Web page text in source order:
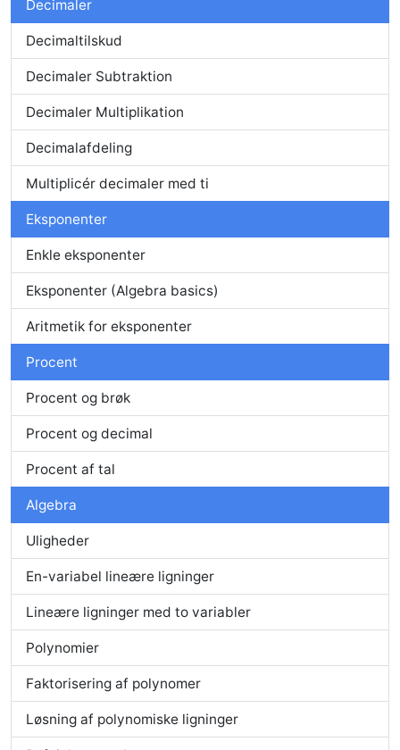
Decimaler
Decimaltilskud
Decimaler Subtraktion
Decimaler Multiplikation
Decimalafdeling
Multiplicér decimaler med ti
Eksponenter
Enkle eksponenter
Eksponenter (Algebra basics)
Aritmetik for eksponenter
Procent
Procent og brøk
Procent og decimal
Procent af tal
Algebra
Uligheder
En-variabel lineære ligninger
Lineære ligninger med to variabler
Polynomier
Faktorisering af polynomer
Løsning af polynomiske ligninger